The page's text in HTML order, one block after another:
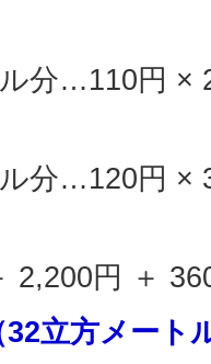
分…110円 ×
分…120円 ×
2,200円 ＋
立方メート